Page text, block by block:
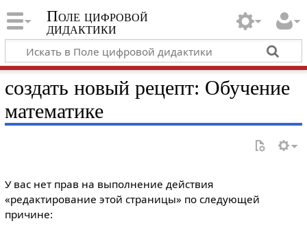
Поле цифровой
дидактики
создать новый рецепт: Обучение
математике
У вас нет прав на выполнение действия
«редактирование этой страницы» по следующей
причине: